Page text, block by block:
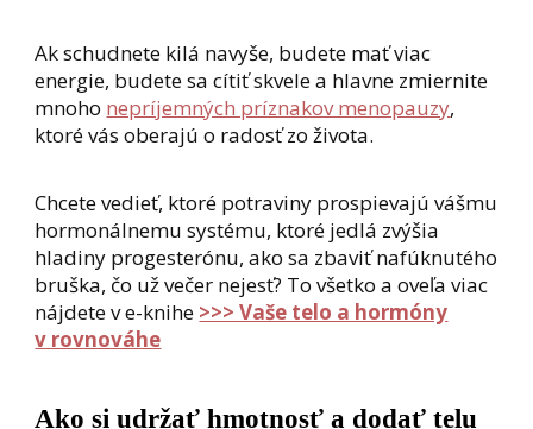
Ak schudnete kilá navyše, budete mať viac
energie, budete sa cítiť skvele a hlavne zmiernite
mnoho nepríjemných príznakov menopauzy,
ktoré vás oberajú o radosť zo života.
Chcete vedieť, ktoré potraviny prospievajú vášmu
hormonálnemu systému, ktoré jedlá zvýšia
hladiny progesterónu, ako sa zbaviť nafúknutého
bruška, čo už večer nejesť? To všetko a oveľa viac
nájdete v e-knihe >>> Vaše telo a hormóny
v rovnováhe
Ako si udržať hmotnosť a dodať telu